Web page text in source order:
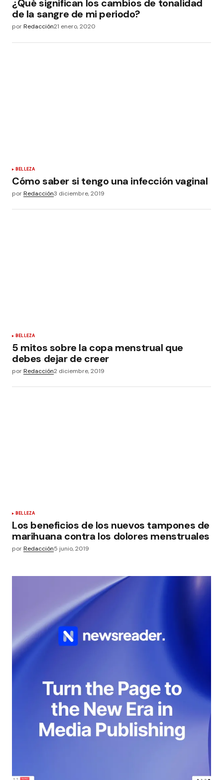
¿Qué significan los cambios de tonalidad
de la sangre de mi periodo?
porRedacción21 enero, 2020
BELLEZA
Cómo saber si tengo una infección vaginal
porRedacción3 diciembre, 2019
BELLEZA
5 mitos sobre la copa menstrual que
debes dejar de creer
porRedacción2 diciembre, 2019
BELLEZA
Los beneficios de los nuevos tampones de
marihuana contra los dolores menstruales
porRedacción5 junio, 2019